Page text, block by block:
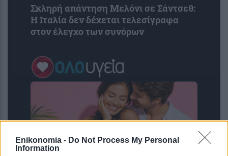
Enikonomia - Do Not Process My Personal
Information
Σκληρή απάντηση Μελόνι σε Σάντσεθ:
Η Ιταλία δεν δέχεται τελεσίγραφα
στον έλεγχο των συνόρων